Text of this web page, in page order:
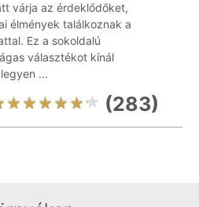
várja az érdeklődőket,
élmények találkoznak a
Ez a sokoldalú
választékot kínál
...
(283)